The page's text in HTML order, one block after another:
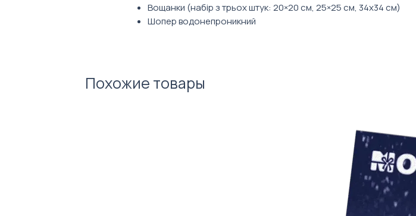
Вощанки (набір з трьох штук: 20×20 см, 25×25 см, 34х34 см)
Шопер водонепроникний
обраного вами наповнення та в залежності від стилю
Похожие товары